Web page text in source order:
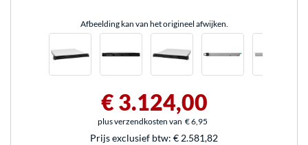
Afbeelding kan van het origineel afwijken.
€ 3.124,00
plus verzendkosten van € 6,95
Prijs exclusief btw: € 2.581,82